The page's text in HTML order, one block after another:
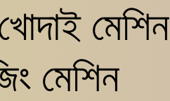
মেশিন
মেশিন